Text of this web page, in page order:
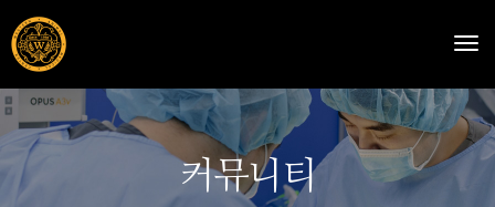
커뮤니티